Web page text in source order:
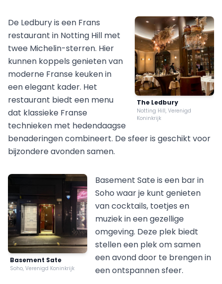
The Ledbury
Notting Hill, Verenigd
Koninkrijk
De Ledbury is een Frans
restaurant in Notting Hill met
twee Michelin-sterren. Hier
kunnen koppels genieten van
moderne Franse keuken in
een elegant kader. Het
restaurant biedt een menu
dat klassieke Franse
technieken met hedendaagse
benaderingen combineert. De sfeer is geschikt voor
bijzondere avonden samen.
Basement Sate
Soho, Verenigd Koninkrijk
Basement Sate is een bar in
Soho waar je kunt genieten
van cocktails, toetjes en
muziek in een gezellige
omgeving. Deze plek biedt
stellen een plek om samen
een avond door te brengen in
een ontspannen sfeer.